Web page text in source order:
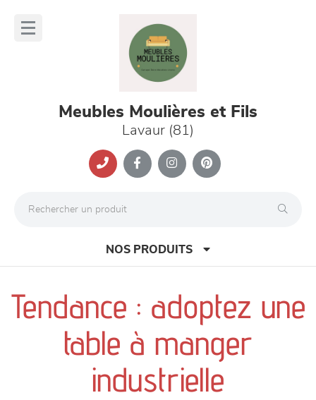
Meubles Moulières et Fils
Lavaur (81)
NOS PRODUITS
canapés et fauteuils
Tendance : adoptez une
table à manger
industrielle